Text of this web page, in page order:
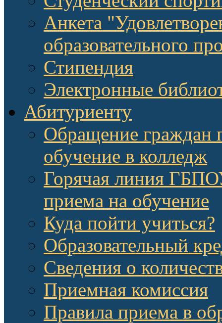
Анкета
образовательного
Стипендия
Электронные
Абитуриенту
Обращение граждан
обучение в колледж
Горячая линия
приема на обучение
Куда пойти учиться?
Образовательный
Сведения о
Приемная комиссия
Правила приема в